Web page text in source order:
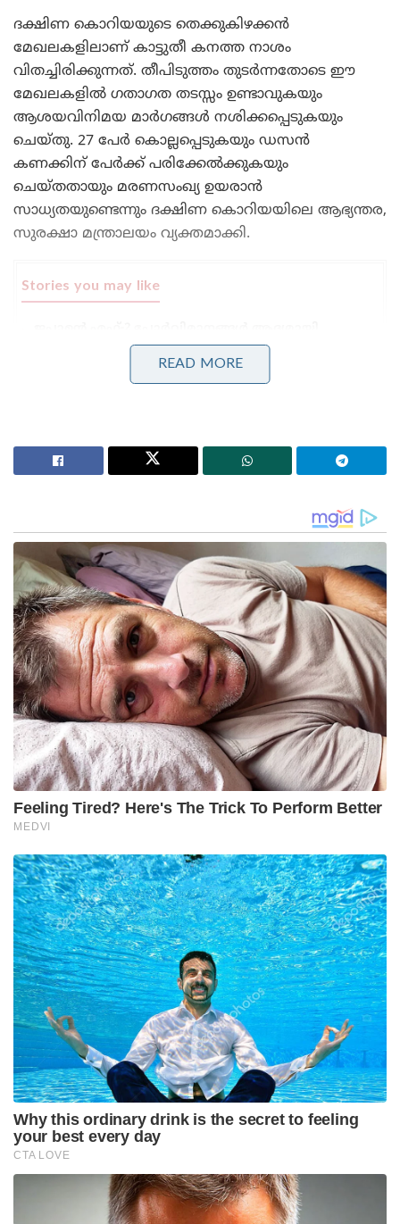
ദക്ഷിണ കൊറിയയുടെ തെക്കുകിഴക്കൻ
മേഖലകളിലാണ് കാട്ടുതീ കനത്ത നാശം
വിതച്ചിരിക്കുന്നത്. തീപിടുത്തം തുടർന്നതോടെ ഈ
മേഖലകളിൽ ഗതാഗത തടസ്സം ഉണ്ടാവുകയും
ആശയവിനിമയ മാർഗങ്ങൾ നശിക്കപ്പെടുകയും
ചെയ്തു. 27 പേർ കൊല്ലപ്പെടുകയും ഡസൻ
കണക്കിന് പേർക്ക് പരിക്കേൽക്കുകയും
ചെയ്തതായും മരണസംഖ്യ ഉയരാൻ
സാധ്യതയുണ്ടെന്നും ദക്ഷിണ കൊറിയയിലെ ആഭ്യന്തര,
സുരക്ഷാ മന്ത്രാലയം വ്യക്തമാക്കി.
Stories you may like
ഇന്ത്യയിലേക്ക് ; ഇന്തോ-പസഫിക്കിൽ പ്രതിരോധ
സഹകരണം ശക്തമാക്കാൻ തീരുമാനം
തീവ്രവാദ പ്രചാരണത്തിനെതിരെ ശക്തമായ
1987 ൽ കൊറിയ ഫോറസ്റ്റ് സർവീസ് കാട്ടുതീ
ആരംഭിച്ചതിനുശേഷം ഉണ്ടായ ഏറ്റവും ഉയർന്ന
മരണസംഖ്യയാണിത്. ഇതുവരെ 86,500 ഏക്കർ വനം
കത്തിനശിച്ചതായി ദുരന്തനിവാരണ, സുരക്ഷാ വിഭാഗം
അറിയിച്ചു. തീ അണക്കാനുള്ള ശ്രമത്തിനിടെ
അഗ്നിശമനസേനയുടെ ഹെലികോപ്റ്റർ തകർന്നുവീണ്
പൈലറ്റ് അടക്കമുള്ളവരും മരിച്ചു. കാറ്റിന്റെ
രീതിയിലുള്ള മാറ്റങ്ങളും വരണ്ട കാലാവസ്ഥയും
പരമ്പരാഗത അഗ്നിശമന രീതികളുടെ പരിമിതികളും
ആണ് ദുരന്തത്തിന്റെ വ്യാപ്തി വർധിപ്പിച്ചത് എന്നാണ്
റിപ്പോർട്ടുകൾ സൂചിപ്പിക്കുന്നത്.
Tags: south korea Wildfire
READ MORE